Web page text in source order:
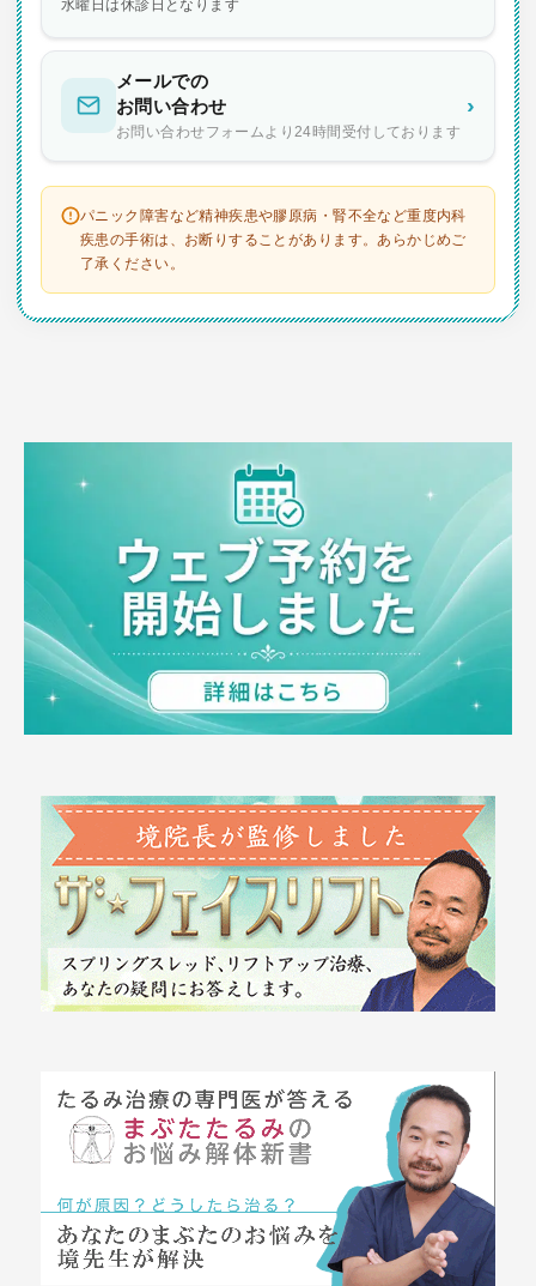
水曜日は休診日となります
メールでの
お問い合わせ
お問い合わせフォームより24時間受付しております
›
パニック障害など精神疾患や膠原病・腎不全など重度内科
疾患の手術は、お断りすることがあります。あらかじめご
了承ください。